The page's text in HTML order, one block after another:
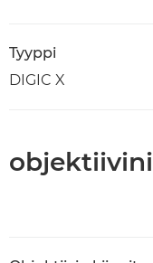
Tyyppi
DIGIC X
objektiivini